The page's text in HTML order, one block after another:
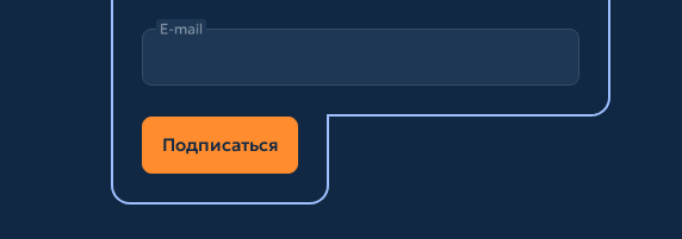
E-mail
Подписаться